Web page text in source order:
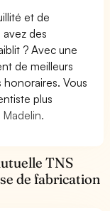
et de
des
? Avec une
de meilleurs
Vous
plus
TNS
de fabrication